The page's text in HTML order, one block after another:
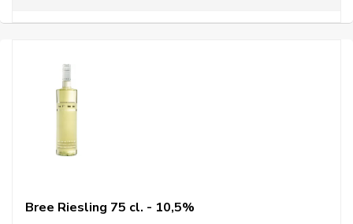
Bree Riesling 75 cl. - 10,5%